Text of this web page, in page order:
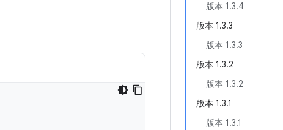
版本 1.3.4
版本 1.3.3
版本 1.3.3
版本 1.3.2
版本 1.3.2
版本 1.3.1
版本 1.3.1